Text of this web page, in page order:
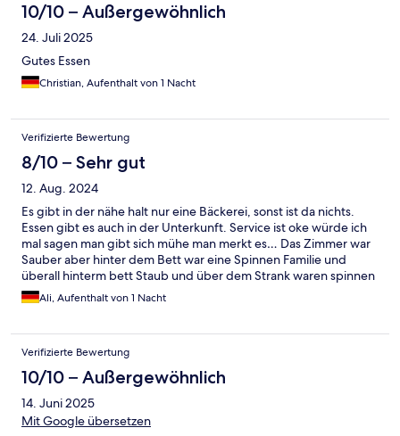
10/10 – Außergewöhnlich
24. Juli 2025
Gutes Essen
Christian, Aufenthalt von 1 Nacht
Verifizierte Bewertung
8/10 – Sehr gut
12. Aug. 2024
Es gibt in der nähe halt nur eine Bäckerei, sonst ist da nichts.
Essen gibt es auch in der Unterkunft. Service ist oke würde ich
mal sagen man gibt sich mühe man merkt es… Das Zimmer war
Sauber aber hinter dem Bett war eine Spinnen Familie und
überall hinterm bett Staub und über dem Strank waren spinnen
netze, da drauf sollte man beim sauber machen auch achten, es
riecht im Bad extrem nach Schimmel. Sonst ist es sehr schön in
draussen garnichts mehr, durch die wände hört man aber alles.
Ali, Aufenthalt von 1 Nacht
Verifizierte Bewertung
10/10 – Außergewöhnlich
14. Juni 2025
Mit Google übersetzen